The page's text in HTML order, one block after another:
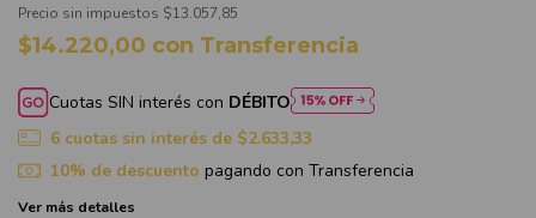
Precio sin impuestos $13.057,85
$14.220,00 con Transferencia
Cuotas SIN interés con DÉBITO
6 cuotas sin interés de $2.633,33
10% de descuento pagando con Transferencia
Ver más detalles